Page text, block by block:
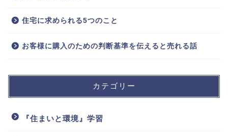
住宅に求められる5つのこと
お客様に購入のための判断基準を伝えると売れる話
カテゴリー
『住まいと環境』学習